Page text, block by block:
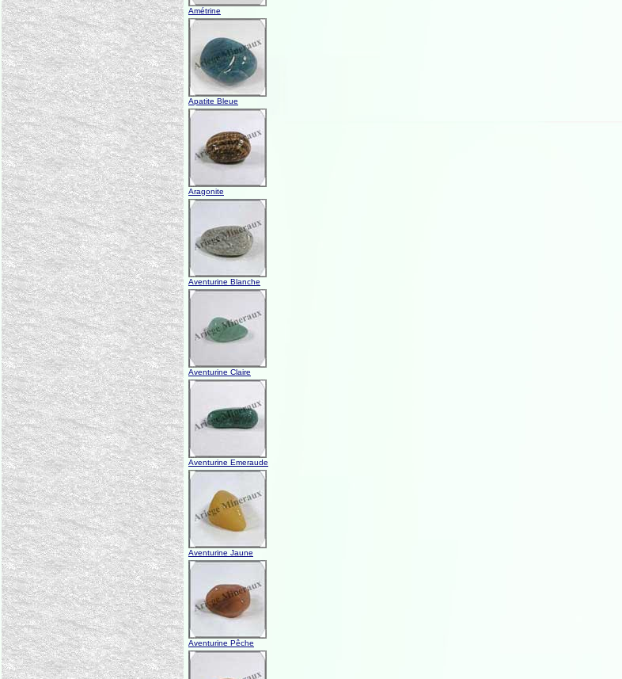
Amétrine
Apatite Bleue
Aragonite
Aventurine Blanche
Aventurine Claire
Aventurine Emeraude
Aventurine Jaune
Aventurine Pêche